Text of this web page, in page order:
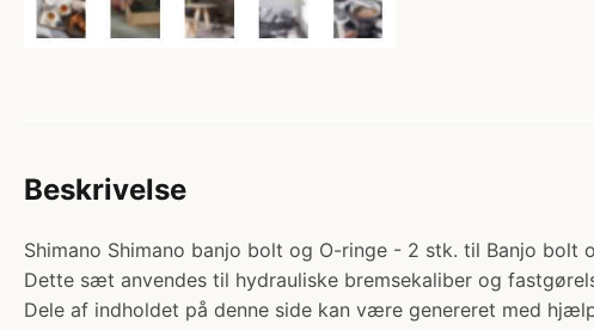
Beskrivelse
Shimano Shimano banjo bolt og O-ringe - 2 stk. til Banjo bolt
Dette sæt anvendes til hydrauliske bremsekaliber og
Dele af indholdet på denne side kan være genereret med